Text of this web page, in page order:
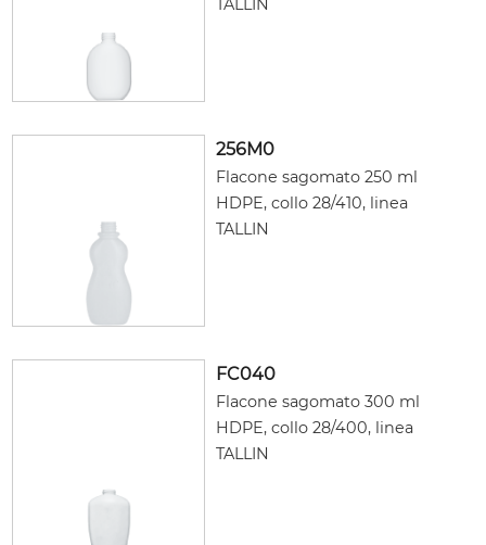
TALLIN
256M0
Flacone sagomato 250 ml
HDPE, collo 28/410, linea
TALLIN
FC040
Flacone sagomato 300 ml
HDPE, collo 28/400, linea
TALLIN